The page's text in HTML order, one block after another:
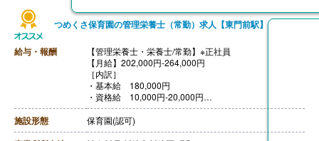
つめくさ保育園の管理栄養士（常勤）求人【東門前駅】
給与・報酬
【管理栄養士・栄養士/常勤】※正社員
【月給】202,000円-264,000円
［内訳］
・基本給 180,000円
・資格給 10,000円-20,000円
・処遇改善手当 12,000円-44,000円
・正社員特別手当 0円-20,000円
【賞与】あり
施設形態 保育園(認可)